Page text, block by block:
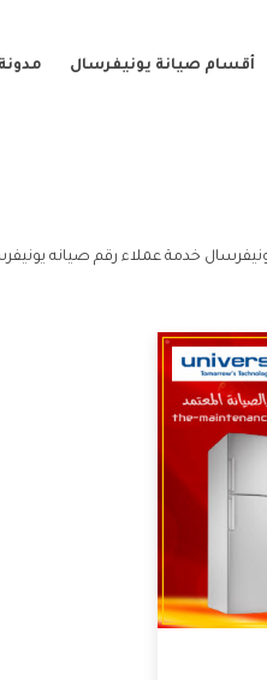
أقسام صيانة يونيفرسال
خدمة عملاء رقم صيانه